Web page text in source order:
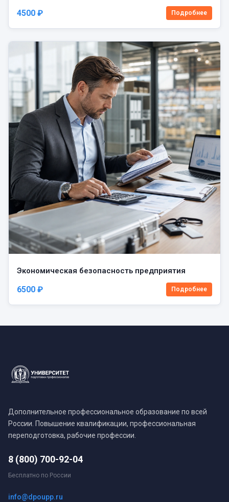
4500 ₽ Подробнее
Экономическая безопасность предприятия
6500 ₽ Подробнее
Дополнительное профессиональное образование по всей
России. Повышение квалификации, профессиональная
переподготовка, рабочие профессии.
8 (800) 700-92-04
Бесплатно по России
info@dpoupp.ru